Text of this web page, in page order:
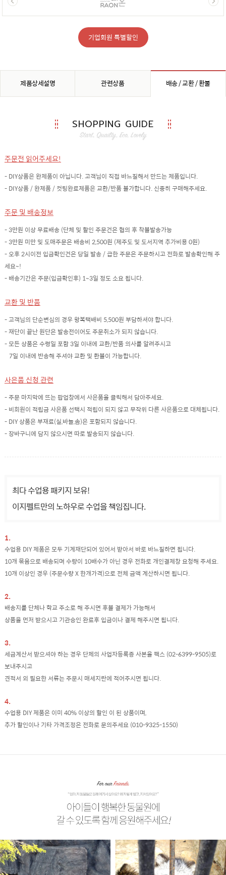
기업회원 특별할인
제품상세설명 관련상품 배송 / 교환 / 환불
SHOPPING GUIDE
주문전 읽어주세요!
- DIY상품은 완제품이 아닙니다. 고객님이 직접 바느질해서 만드는 제품입니다.
- DIY상품 / 완제품 / 컷팅완료제품은 교환/반품 불가합니다. 신중히 구매해주세요.
주문 및 배송정보
- 3만원 이상 무료배송 (단체 및 할인 주문건은 협의 후 착불발송가능
- 3만원 미만 및 도매주문은 배송비 2,500원 (제주도 및 도서지역 추가비용 0원)
- 오후 2시이전 입금확인건은 당일 발송 / 급한 주문은 주문하시고 전화로 발송확인해 주
세요~!
- 배송기간은 주문(입금확인후) 1~3일 정도 소요 됩니다.
교환 및 반품
- 고객님의 단순변심의 경우 왕복택배비 5,500원 부담하셔야 합니다.
- 재단이 끝난 원단은 발송전이어도 주문취소가 되지 않습니다.
- 모든 상품은 수령일 포함 3일 이내에 교환/반품 의사를 알려주시고
7일 이내에 반송해 주셔야 교환 및 환불이 가능합니다.
사은품 신청 관련
- 주문 마지막에 뜨는 팝업창에서 사은품을 클릭해서 담아주세요.
- 비회원이 적립금 사은품 선택시 적립이 되지 않고 무작위 다른 사은품으로 대체됩니다.
- DIY 상품은 부재료(실,바늘,솜)은 포함되지 않습니다.
- 장바구니에 담지 않으시면 따로 발송되지 않습니다.
최다 수업용 패키지 보유!
이지펠트만의 노하우로 수업을 책임집니다.
1.
수업용 DIY 제품은 모두 기계재단되어 있어서 받아서 바로 바느질하면 됩니다.
10개 묶음으로 배송되며 수량이 10배수가 아닌 경우 전화로 개인결제창 요청해 주세요.
10개 이상인 경우 (주문수량 X 한개가격)으로 전체 금액 계산하시면 됩니다.
2.
배송지를 단체나 학교 주소로 해 주시면 후불 결제가 가능해서
상품을 먼저 받으시고 기관승인 완료후 입금이나 결제 해주시면 됩니다.
3.
세금계산서 받으셔야 하는 경우 단체의 사업자등록증 사본을 팩스 (02-6399-9505)로
보내주시고
견적서 외 필요한 서류는 주문시 매세지란에 적어주시면 됩니다.
4.
수업용 DIY 제품은 이미 40% 이상의 할인 이 된 상품이며,
추가 할인이나 기타 가격조정은 전화로 문의주세요 (010-9325-1550)